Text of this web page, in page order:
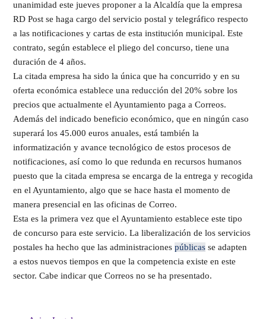
unanimidad este jueves proponer a la Alcaldía que la empresa
RD Post se haga cargo del servicio postal y telegráfico respecto
a las notificaciones y cartas de esta institución municipal. Este
contrato, según establece el pliego del concurso, tiene una
duración de 4 años.
La citada empresa ha sido la única que ha concurrido y en su
oferta económica establece una reducción del 20% sobre los
precios que actualmente el Ayuntamiento paga a Correos.
Además del indicado beneficio económico, que en ningún caso
superará los 45.000 euros anuales, está también la
informatización y avance tecnológico de estos procesos de
notificaciones, así como lo que redunda en recursos humanos
puesto que la citada empresa se encarga de la entrega y recogida
en el Ayuntamiento, algo que se hace hasta el momento de
manera presencial en las oficinas de Correo.
Esta es la primera vez que el Ayuntamiento establece este tipo
de concurso para este servicio. La liberalización de los servicios
postales ha hecho que las administraciones públicas se adapten
a estos nuevos tiempos en que la competencia existe en este
sector. Cabe indicar que Correos no se ha presentado.